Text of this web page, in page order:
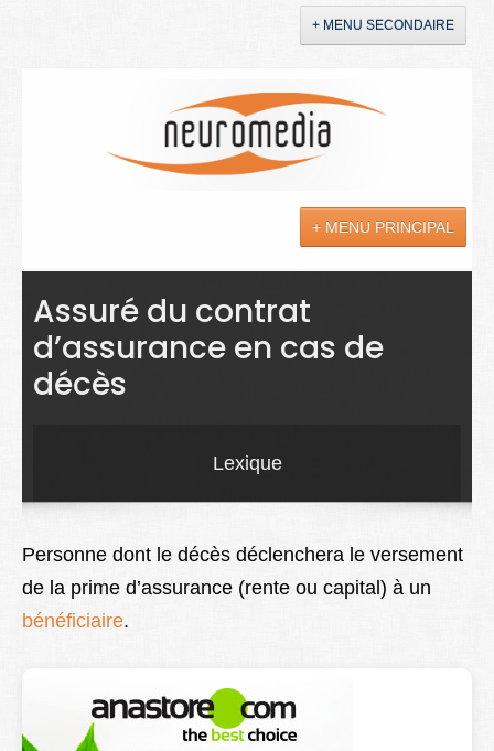
+ MENU SECONDAIRE
+ MENU PRINCIPAL
Actualités
Sciences
Maladies
Better Health
Assuré du contrat
d’assurance en cas de
décès
Lexique
Personne dont le décès déclenchera le versement
de la prime d’assurance (rente ou capital) à un
bénéficiaire.